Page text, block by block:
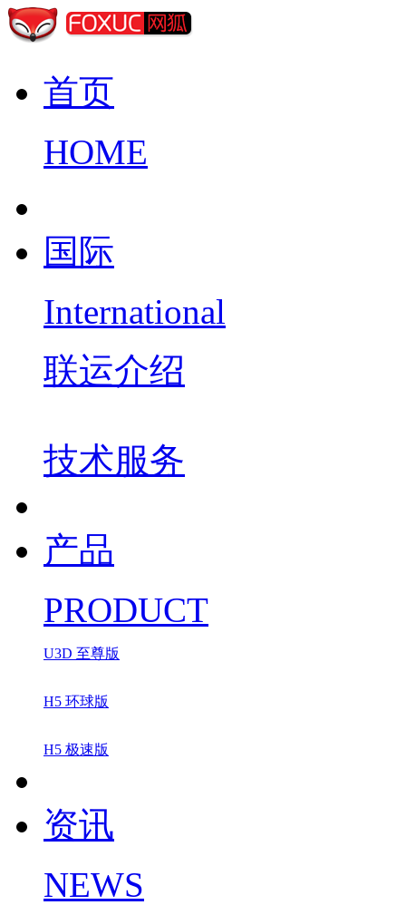
首页
HOME
国际
International
联运介绍
技术服务
产品
PRODUCT
U3D 至尊版
H5 环球版
H5 极速版
资讯
NEWS